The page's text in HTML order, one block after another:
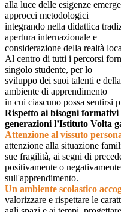
alla luce delle esigenze
approcci metodologici
integrando nella didattica
apertura internazionale e
considerazione della realtà
Al centro di tutti i percorsi
singolo studente, per lo
sviluppo dei suoi talenti e
ambiente di apprendimento
in cui ciascuno possa sentirsi
Rispetto ai bisogni formativi
generazioni l’Istituto Volta
Attenzione al vissuto
attenzione alla situazione
sue fragilità, ai segni di
positivamente o
sull'apprendimento.
Un ambiente scolastico
valorizzare e rispettare le